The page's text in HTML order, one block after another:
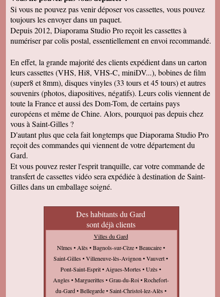
Si vous ne pouvez pas venir déposer vos cassettes, vous pouvez
toujours les envoyer dans un paquet.
Depuis 2012, Diaporama Studio Pro reçoit les cassettes à
numériser par colis postal, essentiellement en envoi recommandé.
En effet, la grande majorité des clients expédient dans un carton
leurs cassettes (VHS, Hi8, VHS-C, miniDV...), bobines de film
(super8 et 8mm), disques vinyles (33 tours et 45 tours) et autres
souvenirs (photos, diapositives, négatifs). Leurs colis viennent de
toute la France et aussi des Dom-Tom, de certains pays
européens et même de Chine. Alors, pourquoi pas depuis chez
vous à Saint-Gilles ?
D'autant plus que cela fait longtemps que Diaporama Studio Pro
reçoit des commandes qui viennent de votre département du
Gard.
Et vous pouvez rester l'esprit tranquille, car votre commande de
transfert de cassettes vidéo sera expédiée à destination de Saint-
Gilles dans un emballage soigné.
Des habitants du Gard
sont déjà clients
Villes du Gard
Nîmes • Alès • Bagnols-sur-Cèze • Beaucaire •
Saint-Gilles • Villeneuve-lès-Avignon • Vauvert •
Pont-Saint-Esprit • Aigues-Mortes • Uzès •
Angles • Marguerittes • Grau-du-Roi • Rochefort-
du-Gard • Bellegarde • Saint-Christol-lez-Alès •